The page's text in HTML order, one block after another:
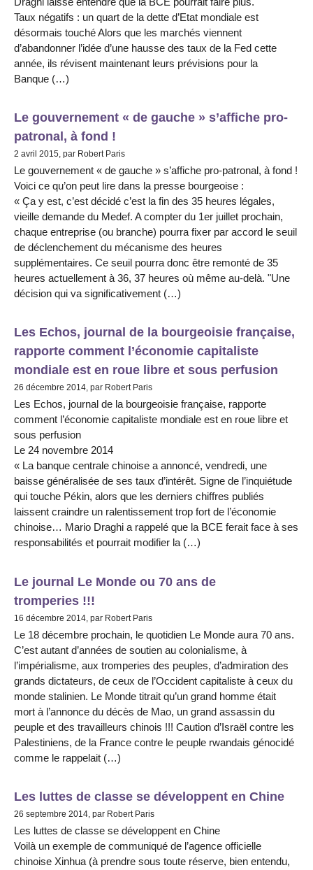
Taux négatifs : un quart de la dette d’Etat mondiale est
désormais touché Alors que les marchés viennent
d’abandonner l’idée d’une hausse des taux de la Fed cette
année, ils révisent maintenant leurs prévisions pour la
Banque (…)
Le gouvernement « de gauche » s’affiche pro-
patronal, à fond !
2 avril 2015, par Robert Paris
Le gouvernement « de gauche » s’affiche pro-patronal, à fond !
Voici ce qu’on peut lire dans la presse bourgeoise :
« Ça y est, c’est décidé c’est la fin des 35 heures légales,
vieille demande du Medef. A compter du 1er juillet prochain,
chaque entreprise (ou branche) pourra fixer par accord le seuil
de déclenchement du mécanisme des heures
supplémentaires. Ce seuil pourra donc être remonté de 35
heures actuellement à 36, 37 heures où même au-delà. "Une
décision qui va significativement (…)
Les Echos, journal de la bourgeoisie française,
rapporte comment l’économie capitaliste
mondiale est en roue libre et sous perfusion
26 décembre 2014, par Robert Paris
Les Echos, journal de la bourgeoisie française, rapporte
comment l’économie capitaliste mondiale est en roue libre et
sous perfusion
Le 24 novembre 2014
« La banque centrale chinoise a annoncé, vendredi, une
baisse généralisée de ses taux d’intérêt. Signe de l’inquiétude
qui touche Pékin, alors que les derniers chiffres publiés
laissent craindre un ralentissement trop fort de l’économie
chinoise… Mario Draghi a rappelé que la BCE ferait face à ses
responsabilités et pourrait modifier la (…)
Le journal Le Monde ou 70 ans de
tromperies !!!
16 décembre 2014, par Robert Paris
Le 18 décembre prochain, le quotidien Le Monde aura 70 ans.
C’est autant d’années de soutien au colonialisme, à
l’impérialisme, aux tromperies des peuples, d’admiration des
grands dictateurs, de ceux de l’Occident capitaliste à ceux du
monde stalinien. Le Monde titrait qu’un grand homme était
mort à l’annonce du décès de Mao, un grand assassin du
peuple et des travailleurs chinois !!! Caution d’Israël contre les
Palestiniens, de la France contre le peuple rwandais génocidé
comme le rappelait (…)
Les luttes de classe se développent en Chine
26 septembre 2014, par Robert Paris
Les luttes de classe se développent en Chine
Voilà un exemple de communiqué de l’agence officielle
chinoise Xinhua (à prendre sous toute réserve, bien entendu,